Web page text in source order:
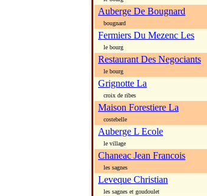
Auberge De Bougnard
bougnard
Fermiers Du Mezenc Les
le bourg
Restaurant Des Negociants
le bourg
Grignotte La
croix de ribes
Maison Forestiere La
costebelle
Auberge L Ecole
le village
Chaneac Jean Francois
les sagnes
Leveque Christian
les sagnes et goudoulet